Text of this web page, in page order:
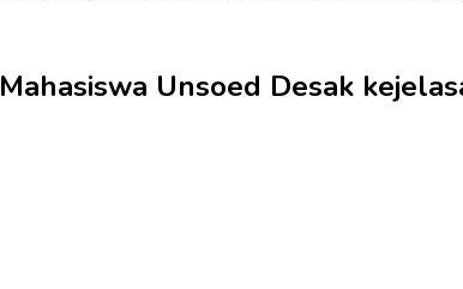
Unsoed Desak